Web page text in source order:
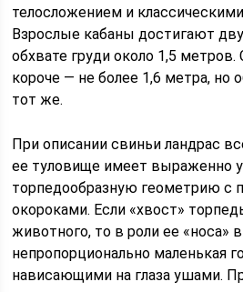
телосложением и
Взрослые кабаны достигают
обхвате груди около 1,5
короче — не более 1,6 метра, но
тот же.
При описании свиньи ландрас
ее туловище имеет выраженно
торпедообразную геометрию с
окороками. Если «хвост»
животного, то в роли ее «носа»
непропорционально маленькая
нависающими на глаза ушами.